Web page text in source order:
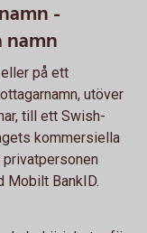
-
namn
på ett
utöver
till ett Swish-
kommersiella
Mobilt BankID.